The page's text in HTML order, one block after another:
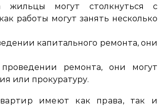
жильцы могут столкнуться с
работы могут занять несколько
капитального ремонта, они
ремонта, они могут
или прокуратуру.
имеют как права, так и